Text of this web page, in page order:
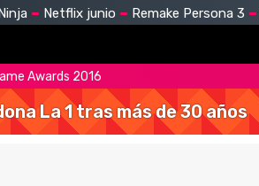
Netflix junio Remake Persona 3
Awards 2016
La 1 tras más de 30 años